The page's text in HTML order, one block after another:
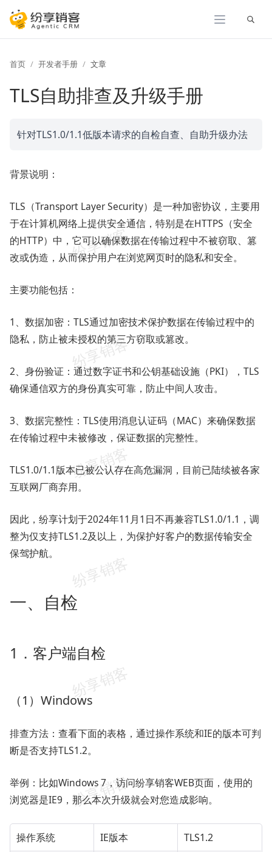
展开
首页 开发者手册 文章
TLS自助排查及升级手册
针对TLS1.0/1.1低版本请求的自检自查、自助升级办法
背景说明：
TLS（Transport Layer Security）是一种加密协议，主要用
于在计算机网络上提供安全通信，特别是在HTTPS（安全
的HTTP）中，它可以确保数据在传输过程中不被窃取、篡
改或伪造，从而保护用户在浏览网页时的隐私和安全。
主要功能包括：
1、数据加密：TLS通过加密技术保护数据在传输过程中的
隐私，防止被未授权的第三方窃取或篡改。
2、身份验证：通过数字证书和公钥基础设施（PKI），TLS
确保通信双方的身份真实可靠，防止中间人攻击。
3、数据完整性：TLS使用消息认证码（MAC）来确保数据
在传输过程中未被修改，保证数据的完整性。
TLS1.0/1.1版本已被公认存在高危漏洞，目前已陆续被各家
互联网厂商弃用。
因此，纷享计划于2024年11月1日不再兼容TLS1.0/1.1，调
整为仅支持TLS1.2及以上，为保护好客户的数据传输安全
保驾护航。
一、自检
1．客户端自检
（1）Windows
排查方法：查看下面的表格，通过操作系统和IE的版本可判
断是否支持TLS1.2。
举例： 比如Windows 7，访问纷享销客WEB页面，使用的
浏览器是IE9，那么本次升级就会对您造成影响。
操作系统 IE版本 TLS1.2